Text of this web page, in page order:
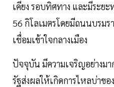
เคียง รอบทิศทาง และมีระยะ
56 กิโลเมตรโดยมีถนนบรม
เชื่อมเข้าใจกลางเมือง
ปัจจุบัน มีความเจริญอย่างม
รัฐส่งผลให้เกิดการไหลบ่าข